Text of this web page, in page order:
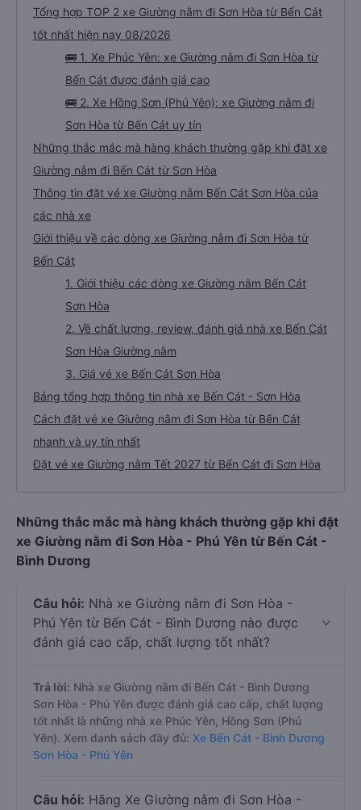
Tổng hợp TOP 2 xe Giường nằm đi Sơn Hòa từ Bến Cát
tốt nhất hiện nay 08/2026
🚌 1. Xe Phúc Yên: xe Giường nằm đi Sơn Hòa từ
Bến Cát được đánh giá cao
🚌 2. Xe Hồng Sơn (Phú Yên): xe Giường nằm đi
Sơn Hòa từ Bến Cát uy tín
Những thắc mắc mà hàng khách thường gặp khi đặt xe
Giường nằm đi Bến Cát từ Sơn Hòa
Thông tin đặt vé xe Giường nằm Bến Cát Sơn Hòa của
các nhà xe
Giới thiệu về các dòng xe Giường nằm đi Sơn Hòa từ
Bến Cát
1. Giới thiệu các dòng xe Giường nằm Bến Cát
Sơn Hòa
2. Về chất lượng, review, đánh giá nhà xe Bến Cát
Sơn Hòa Giường nằm
3. Giá vé xe Bến Cát Sơn Hòa
Bảng tổng hợp thông tin nhà xe Bến Cát - Sơn Hòa
Cách đặt vé xe Giường nằm đi Sơn Hòa từ Bến Cát
nhanh và uy tín nhất
Đặt vé xe Giường nằm Tết 2027 từ Bến Cát đi Sơn Hòa
Những thắc mắc mà hàng khách thường gặp khi đặt
xe Giường nằm đi Sơn Hòa - Phú Yên từ Bến Cát -
Bình Dương
Câu hỏi: Nhà xe Giường nằm đi Sơn Hòa -
Phú Yên từ Bến Cát - Bình Dương nào được
đánh giá cao cấp, chất lượng tốt nhất?
Trả lời: Nhà xe Giường nằm đi Bến Cát - Bình Dương
Sơn Hòa - Phú Yên được đánh giá cao cấp, chất lượng
tốt nhất là những nhà xe Phúc Yên, Hồng Sơn (Phú
Yên). Xem danh sách đầy đủ: Xe Bến Cát - Bình Dương
Sơn Hòa - Phú Yên
Câu hỏi: Hãng Xe Giường nằm đi Sơn Hòa -